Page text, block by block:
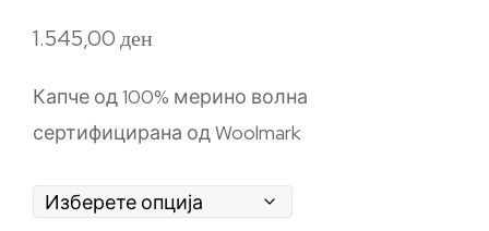
1.545,00ден
Капче од 100% мерино волна
сертифицирана од Woolmark